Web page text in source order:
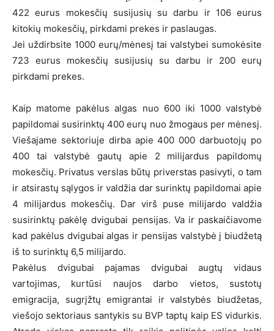
422 eurus mokesčių susijusių su darbu ir 106 eurus
kitokių mokesčių, pirkdami prekes ir paslaugas.
Jei uždirbsite 1000 eurų/mėnesį tai valstybei sumokėsite
723 eurus mokesčių susijusių su darbu ir 200 eurų
pirkdami prekes.
Kaip matome pakėlus algas nuo 600 iki 1000 valstybė
papildomai susirinktų 400 eurų nuo žmogaus per mėnesį.
Viešajame sektoriuje dirba apie 400 000 darbuotojų po
400 tai valstybė gautų apie 2 milijardus papildomų
mokesčių. Privatus verslas būtų priverstas pasivyti, o tam
ir atsirastų sąlygos ir valdžia dar surinktų papildomai apie
4 milijardus mokesčių. Dar virš puse milijardo valdžia
susirinktų pakėlę dvigubai pensijas. Va ir paskaičiavome
kad pakėlus dvigubai algas ir pensijas valstybė į biudžetą
iš to surinktų 6,5 milijardo.
Pakėlus dvigubai pajamas dvigubai augtų vidaus
vartojimas, kurtūsi naujos darbo vietos, sustotų
emigracija, sugrįžtų emigrantai ir valstybės biudžetas,
viešojo sektoriaus santykis su BVP taptų kaip ES vidurkis.